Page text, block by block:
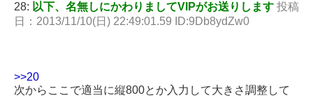
28: 以下、名無しにかわりましてVIPがお送りします 投稿
日：2013/11/10(日) 22:49:01.59 ID:9Db8ydZw0
>>20
次からここで適当に縦800とか入力して大きさ調整して